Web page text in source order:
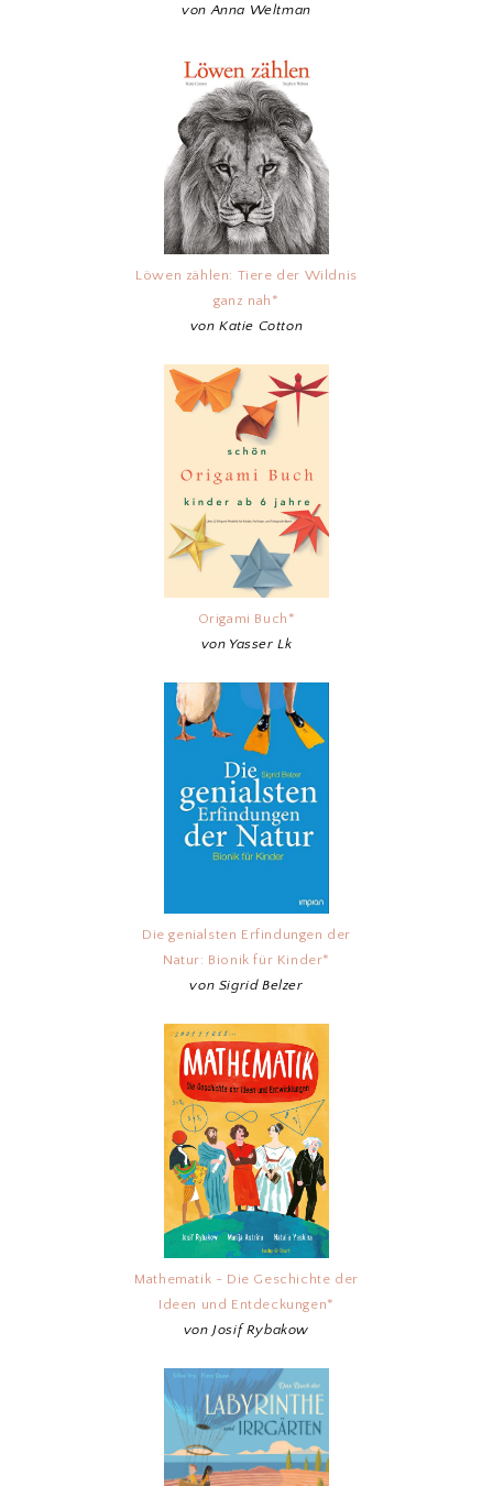
von Anna Weltman
Löwen zählen: Tiere der Wildnis
ganz nah*
von Katie Cotton
Origami Buch*
von Yasser Lk
Die genialsten Erfindungen der
Natur: Bionik für Kinder*
von Sigrid Belzer
Mathematik - Die Geschichte der
Ideen und Entdeckungen*
von Josif Rybakow